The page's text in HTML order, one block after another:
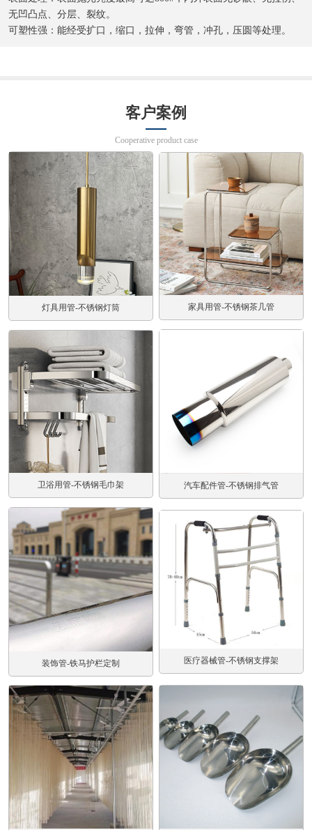
无凹凸点、分层、裂纹。
可塑性强：能经受扩口，缩口，拉伸，弯管，冲孔，压圆等处理。
客户案例
Cooperative product case
灯具用管-不锈钢灯筒 家具用管-不锈钢茶几管
卫浴用管-不锈钢毛巾架 汽车配件管-不锈钢排气管
装饰管-铁马护栏定制 医疗器械管-不锈钢支撑架